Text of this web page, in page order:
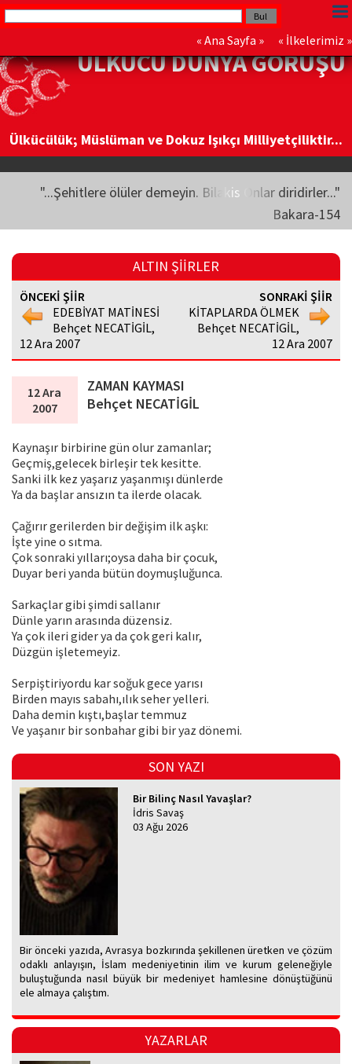
« Ana Sayfa » « İlkelerimiz »
ÜLKÜCÜ DÜNYA GÖRÜŞÜ
Ülkücülük; Müslüman ve Dokuz Işıkçı Milliyetçiliktir...
"...Şehitlere ölüler demeyin. Bilakis Onlar diridirler..."
Bakara-154
ALTIN ŞİİRLER
ÖNCEKİ ŞİİR
EDEBİYAT MATİNESİ
Behçet NECATİGİL,
12 Ara 2007
SONRAKİ ŞİİR
KİTAPLARDA ÖLMEK
Behçet NECATİGİL,
12 Ara 2007
12 Ara
2007
ZAMAN KAYMASI
Behçet NECATİGİL
Kaynaşır birbirine gün olur zamanlar;
Geçmiş,gelecek birleşir tek kesitte.
Sanki ilk kez yaşarız yaşanmışı dünlerde
Ya da başlar ansızın ta ilerde olacak.
Çağırır gerilerden bir değişim ilk aşkı:
İşte yine o sıtma.
Çok sonraki yılları;oysa daha bir çocuk,
Duyar beri yanda bütün doymuşluğunca.
Sarkaçlar gibi şimdi sallanır
Dünle yarın arasında düzensiz.
Ya çok ileri gider ya da çok geri kalır,
Düzgün işletemeyiz.
Serpiştiriyordu kar soğuk gece yarısı
Birden mayıs sabahı,ılık seher yelleri.
Daha demin kıştı,başlar temmuz
Ve yaşanır bir sonbahar gibi bir yaz dönemi.
SON YAZI
Bir Bilinç Nasıl Yavaşlar?
İdris Savaş
03 Ağu 2026
Bir önceki yazıda, Avrasya bozkırında şekillenen üretken ve çözüm
odaklı anlayışın, İslam medeniyetinin ilim ve kurum geleneğiyle
buluştuğunda nasıl büyük bir medeniyet hamlesine dönüştüğünü
ele almaya çalıştım.
YAZARLAR